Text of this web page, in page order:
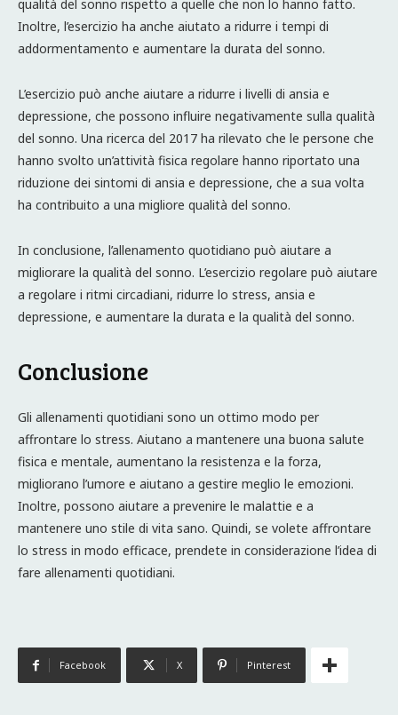
qualità del sonno rispetto a quelle che non lo hanno fatto.
Inoltre, l’esercizio ha anche aiutato a ridurre i tempi di
addormentamento e aumentare la durata del sonno.
L’esercizio può anche aiutare a ridurre i livelli di ansia e
depressione, che possono influire negativamente sulla qualità
del sonno. Una ricerca del 2017 ha rilevato che le persone che
hanno svolto un’attività fisica regolare hanno riportato una
riduzione dei sintomi di ansia e depressione, che a sua volta
ha contribuito a una migliore qualità del sonno.
In conclusione, l’allenamento quotidiano può aiutare a
migliorare la qualità del sonno. L’esercizio regolare può aiutare
a regolare i ritmi circadiani, ridurre lo stress, ansia e
depressione, e aumentare la durata e la qualità del sonno.
Conclusione
Gli allenamenti quotidiani sono un ottimo modo per
affrontare lo stress. Aiutano a mantenere una buona salute
fisica e mentale, aumentano la resistenza e la forza,
migliorano l’umore e aiutano a gestire meglio le emozioni.
Inoltre, possono aiutare a prevenire le malattie e a
mantenere uno stile di vita sano. Quindi, se volete affrontare
lo stress in modo efficace, prendete in considerazione l’idea di
fare allenamenti quotidiani.
Facebook X Pinterest